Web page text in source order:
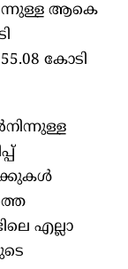
ആകെ
കോടി
എല്ലാ